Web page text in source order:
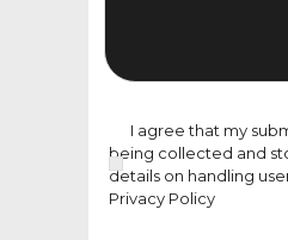
I agree that my
being collected and
details on handling
Privacy Policy